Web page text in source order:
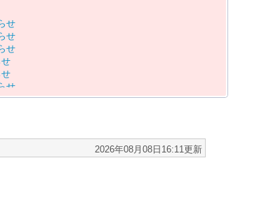
せ
せ
せ
せ
せ
せ
2026年08月08日16:11更新